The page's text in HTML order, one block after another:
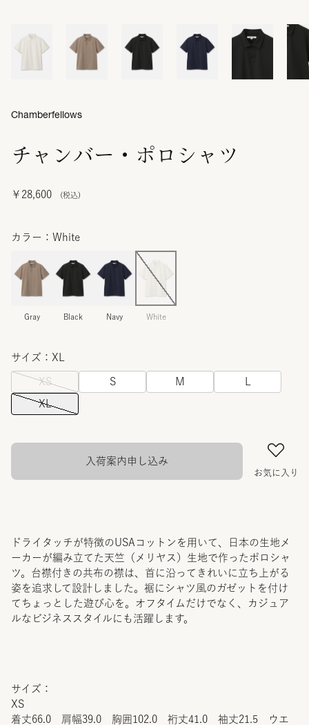
チャンバー・ポロシャツ
￥28,600
Chamberfellows
カラー：White
Gray Black Navy White
サイズ：XL
XS S M
XL
お気に入り
入荷案内申し込み
ドライタッチが特徴のUSAコットンを用いて、日本の生地メ
ーカーが編み立てた天竺（メリヤス）生地で作ったポロシャ
ツ。台襟付きの共布の襟は、首に沿ってきれいに立ち上がる
姿を追求して設計しました。裾にシャツ風のガゼットを付け
てちょっとした遊び心を。オフタイムだけでなく、カジュア
ルなビジネススタイルにも活躍します。
サイズ：
XS
着丈66.0 肩幅39.0 胸囲102.0 裄丈41.0 袖丈21.5 ウエ